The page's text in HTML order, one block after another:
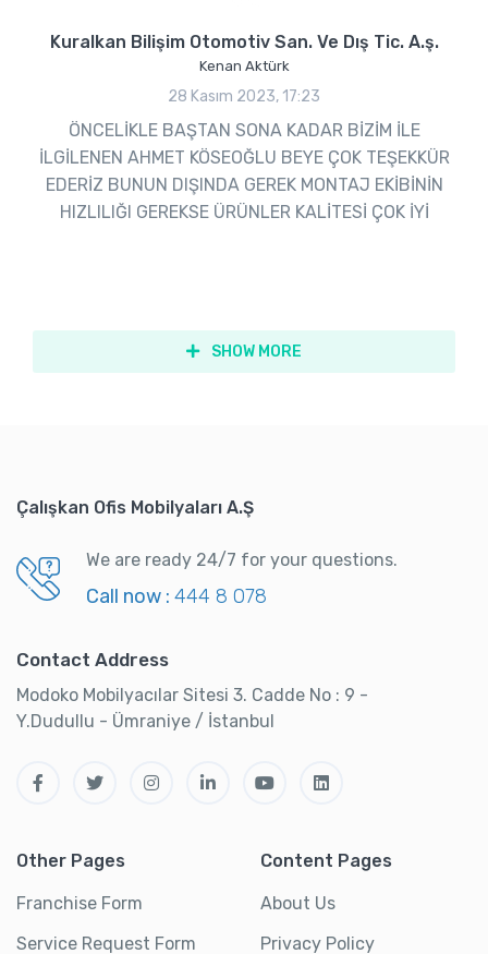
Kuralkan Bilişim Otomotiv San. Ve Dış Tic. A.ş.
Kenan Aktürk
28 Kasım 2023, 17:23
ÖNCELİKLE BAŞTAN SONA KADAR BİZİM İLE
İLGİLENEN AHMET KÖSEOĞLU BEYE ÇOK TEŞEKKÜR
EDERİZ BUNUN DIŞINDA GEREK MONTAJ EKİBİNİN
HIZLILIĞI GEREKSE ÜRÜNLER KALİTESİ ÇOK İYİ
SHOW MORE
Çalışkan Ofis Mobilyaları A.Ş
We are ready 24/7 for your questions.
Call now : 444 8 078
Contact Address
Modoko Mobilyacılar Sitesi 3. Cadde No : 9 -
Y.Dudullu - Ümraniye / İstanbul
Other Pages
Franchise Form
Service Request Form
Content Pages
About Us
Privacy Policy